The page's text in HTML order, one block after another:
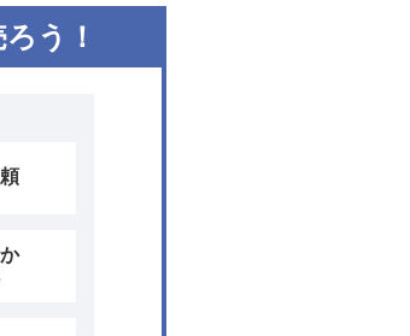
ろう！